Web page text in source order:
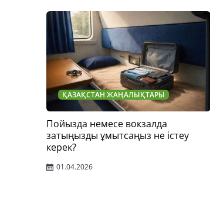
ҚАЗАҚСТАН ЖАҢАЛЫҚТАРЫ
Пойызда немесе вокзалда
затыңызды ұмытсаңыз не істеу
керек?
01.04.2026